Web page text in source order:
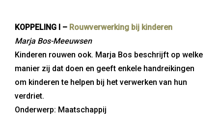
KOPPELING I – Rouwverwerking bij kinderen
Marja Bos-Meeuwsen
Kinderen rouwen ook. Marja Bos beschrijft op welke
manier zij dat doen en geeft enkele handreikingen
om kinderen te helpen bij het verwerken van hun
verdriet.
Onderwerp: Maatschappij